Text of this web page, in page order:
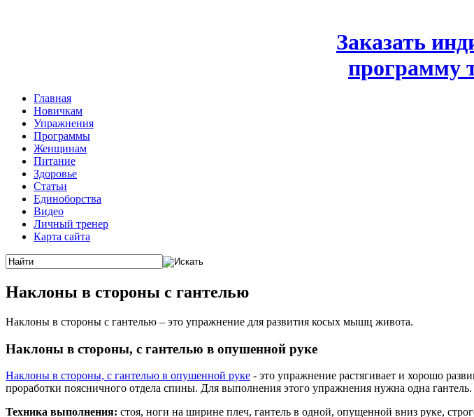
Заказать
программу
Главная
Новичкам
Упражнения
Программы
Женщинам
Питание
Здоровье
Статьи
Единоборства
Видео
Личный тренер
Карта сайта
Наклоны в стороны с гантелью
Наклоны в стороны с гантелью – это упражнение для развития косых мышц живота.
Наклоны в стороны, с гантелью в опушенной руке
Наклоны в стороны, с гантелью в опушенной руке - это упражнение растягивает и хорошо
проработки поясничного отдела спины. Для выполнения этого упражнения нужна одна гантель.
Техника выполнения: стоя, ноги на ширине плеч, гантель в одной, опущенной вниз руке,